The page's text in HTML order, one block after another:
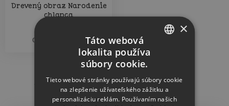
Drevený obraz Narodenie
chlapca
od
Další doporučené kategorie
×
Táto webová
lokalita používa
súbory cookie.
Tieto webové stránky používajú súbory cookie
na zlepšenie užívateľského zážitku a
personalizáciu reklám. Používaním našich